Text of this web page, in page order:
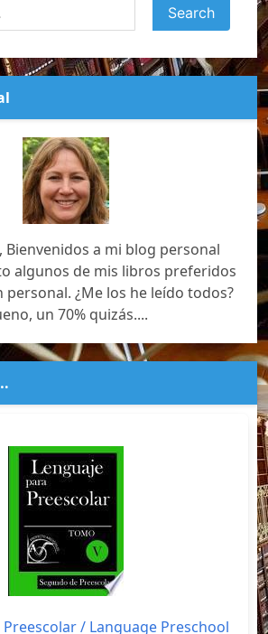
Bienvenidos a mi blog personal
algunos de mis libros preferidos
personal. ¿Me los he leído todos?
un 70% quizás....
/ Language Preschool